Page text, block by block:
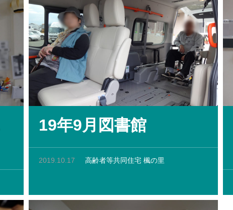
19年9月図書館
2019.10.17 高齢者等共同住宅 楓の里